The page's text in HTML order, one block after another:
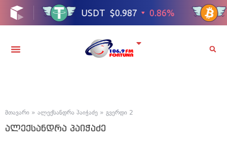
მთავარი » ალექსანდრა პაიჭაძე » გვერდი 2
ალექსანდრა პაიჭაძე